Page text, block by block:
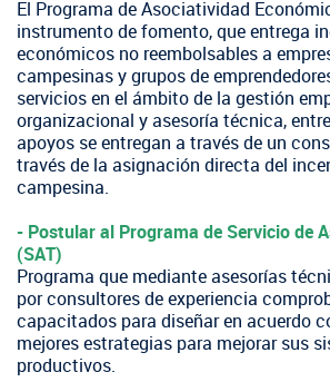
El Programa de Asociatividad
instrumento de fomento, que entrega
económicos no reembolsables a
campesinas y grupos de
servicios en el ámbito de la gestión
organizacional y asesoría técnica,
apoyos se entregan a través de un
través de la asignación directa del
campesina.
- Postular al Programa de Servicio de
(SAT)
Programa que mediante asesorías
por consultores de experiencia
capacitados para diseñar en acuerdo
mejores estrategias para mejorar sus
productivos.